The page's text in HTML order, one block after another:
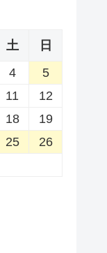
土
日
4
5
11
12
18
19
25
26